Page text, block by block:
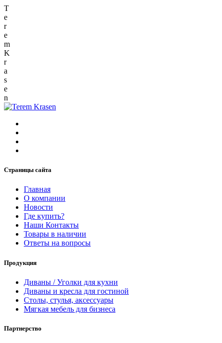
T
e
r
e
m
K
r
a
s
e
n
Страницы сайта
Главная
О компании
Новости
Где купить?
Наши Контакты
Товары в наличии
Ответы на вопросы
Продукция
Диваны / Уголки для кухни
Диваны и кресла для гостиной
Столы, стулья, аксессуары
Мягкая мебель для бизнеса
Партнерство